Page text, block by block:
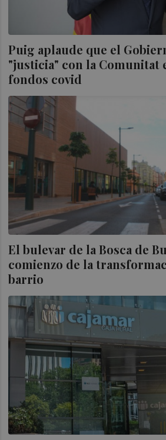
Puig aplaude que el
"justicia" con la Comunitat
fondos covid
El bulevar de la Bosca de
comienzo de la
barrio